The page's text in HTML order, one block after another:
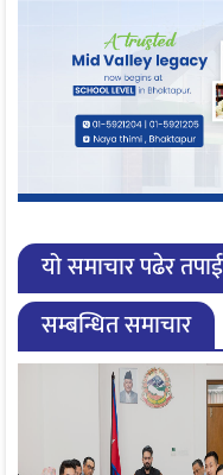
यो समाचार पढेर
सम्बन्धित समाचार